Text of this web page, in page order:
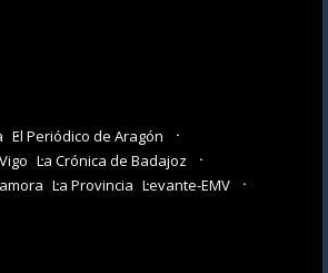
El Periódico de Aragón
La Crónica de Badajoz
La Provincia Levante-EMV